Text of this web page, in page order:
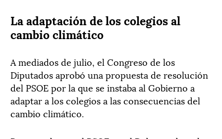
La adaptación de los colegios al
cambio climático
A mediados de julio, el Congreso de los
Diputados aprobó una propuesta de resolución
del PSOE por la que se instaba al Gobierno a
adaptar a los colegios a las consecuencias del
cambio climático.